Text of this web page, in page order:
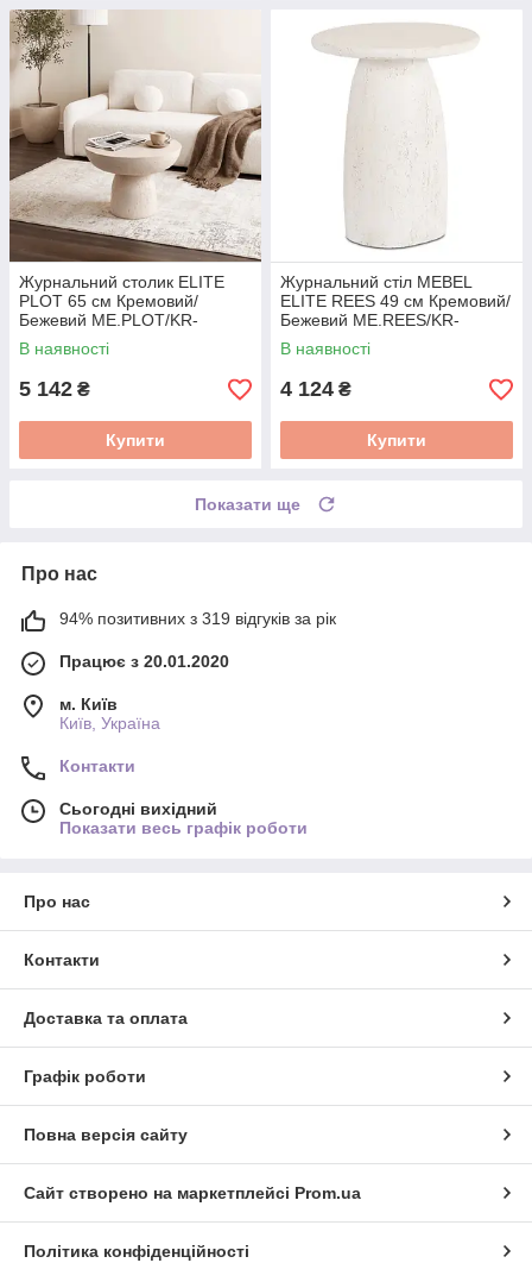
Журнальний столик ELITE
PLOT 65 см Кремовий/
Бежевий ME.PLOT/KR-
BZ/MGO/L
В наявності
5 142 ₴
Купити
Журнальний стіл MEBEL
ELITE REES 49 см Кремовий/
Бежевий ME.REES/KR-
BZ/MGO/L
В наявності
4 124 ₴
Купити
Показати ще
Про нас
94% позитивних з 319 відгуків за рік
Працює з 20.01.2020
м. Київ
Київ, Україна
Контакти
Сьогодні вихідний
Показати весь графік роботи
Про нас
Контакти
Доставка та оплата
Графік роботи
Повна версія сайту
Сайт створено на маркетплейсі Prom.ua
Політика конфіденційності